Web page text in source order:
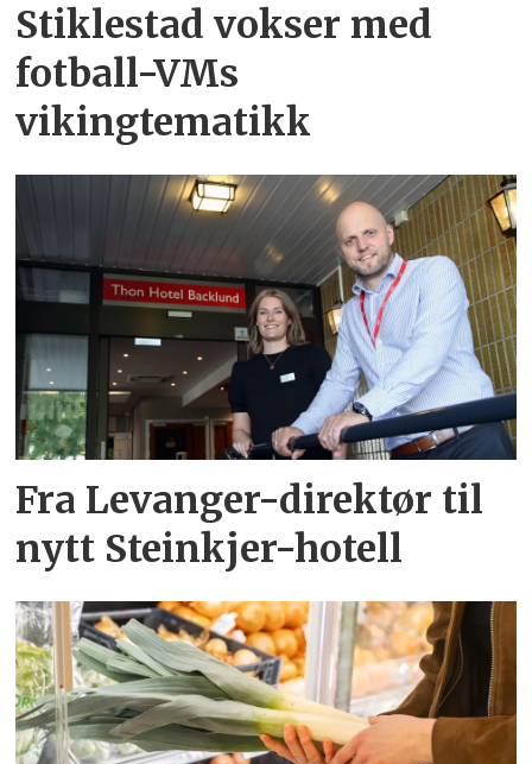
Stiklestad vokser med
fotball-VMs
vikingtematikk
Fra Levanger-direktør til
nytt Steinkjer-hotell